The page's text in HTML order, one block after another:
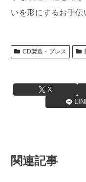
いを形にするお手伝
CD製造・プレス
X
関連記事